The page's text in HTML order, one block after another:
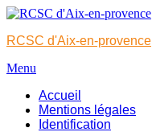
Aller
contenu
RCSC d'Aix-en-provence
Menu
Accueil
Mentions légales
Identification